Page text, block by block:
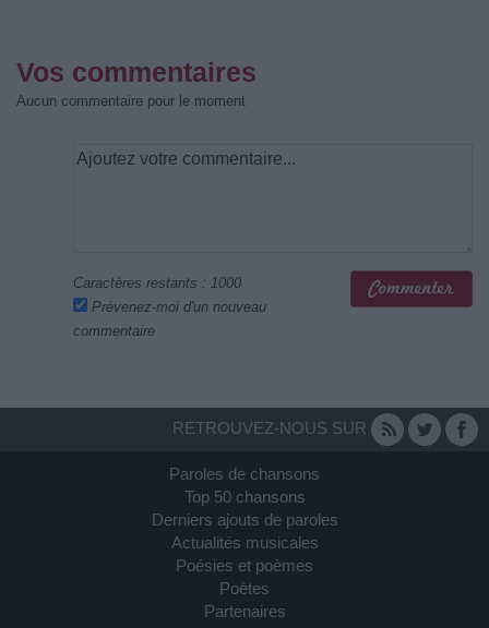
Vos commentaires
Aucun commentaire pour le moment
Caractères restants : 1000
Prévenez-moi d'un nouveau
commentaire
RETROUVEZ-NOUS SUR
Paroles de chansons
Top 50 chansons
Derniers ajouts de paroles
Actualités musicales
Poésies et poèmes
Poètes
Partenaires